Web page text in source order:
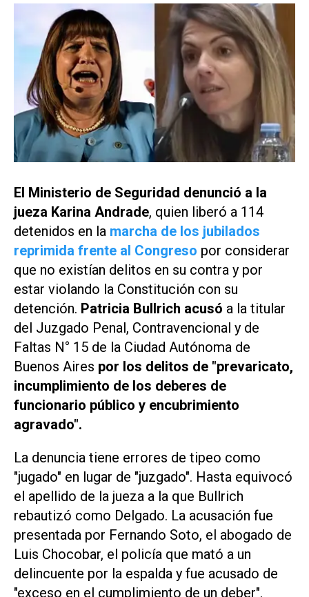
El Ministerio de Seguridad denunció a la
jueza Karina Andrade, quien liberó a 114
detenidos en la marcha de los jubilados
reprimida frente al Congreso por considerar
que no existían delitos en su contra y por
estar violando la Constitución con su
detención. Patricia Bullrich acusó a la titular
del Juzgado Penal, Contravencional y de
Faltas N° 15 de la Ciudad Autónoma de
Buenos Aires por los delitos de "prevaricato,
incumplimiento de los deberes de
funcionario público y encubrimiento
agravado".
La denuncia tiene errores de tipeo como
"jugado" en lugar de "juzgado". Hasta equivocó
el apellido de la jueza a la que Bullrich
rebautizó como Delgado. La acusación fue
presentada por Fernando Soto, el abogado de
Luis Chocobar, el policía que mató a un
delincuente por la espalda y fue acusado de
"exceso en el cumplimiento de un deber".